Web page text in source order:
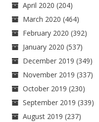
April 2020 (204)
March 2020 (464)
February 2020 (392)
January 2020 (537)
December 2019 (349)
November 2019 (337)
October 2019 (230)
September 2019 (339)
August 2019 (237)